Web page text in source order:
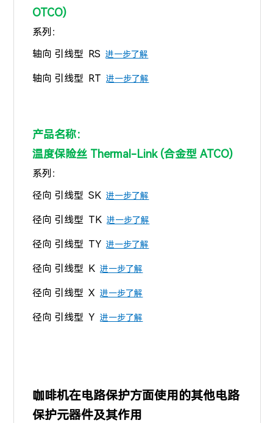
OTCO)
系列：
轴向 引线型 RS进一步了解
轴向 引线型 RT进一步了解
产品名称：
温度保险丝 Thermal-Link(合金型 ATCO)
系列：
径向 引线型 SK进一步了解
径向 引线型 TK进一步了解
径向 引线型 TY进一步了解
径向 引线型 K进一步了解
径向 引线型 X进一步了解
径向 引线型 Y 进一步了解
咖啡机在电路保护方面使用的其他电路
保护元器件及其作用